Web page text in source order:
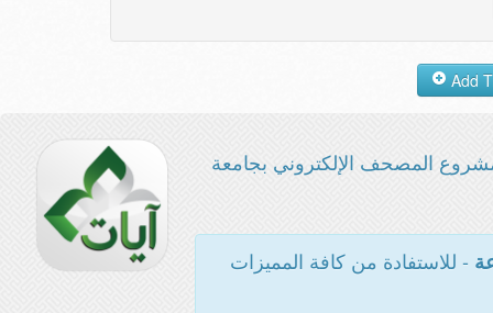
المصحف الإلكتروني بجامعة
- للاستفادة من كافة المميزات